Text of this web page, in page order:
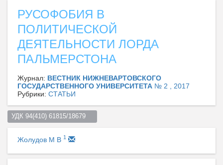
РУСОФОБИЯ В
ПОЛИТИЧЕСКОЙ
ДЕЯТЕЛЬНОСТИ ЛОРДА
ПАЛЬМЕРСТОНА
Журнал: ВЕСТНИК НИЖНЕВАРТОВСКОГО
ГОСУДАРСТВЕННОГО УНИВЕРСИТЕТА № 2 , 2017
Рубрики: СТАТЬИ
УДК 94(410) 61815/18679
Жолудов М В 1